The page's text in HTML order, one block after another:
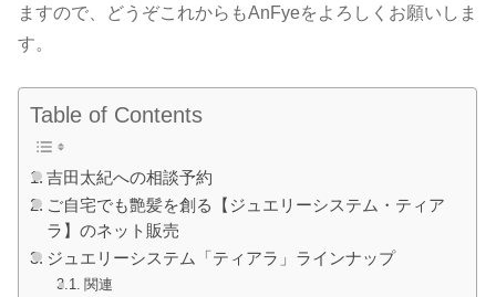
ますので、どうぞこれからもAnFyeをよろしくお願いしま
す。
Table of Contents
吉田太紀への相談予約
ご自宅でも艶髪を創る【ジュエリーシステム・ティア
ラ】のネット販売
ジュエリーシステム「ティアラ」ラインナップ
関連